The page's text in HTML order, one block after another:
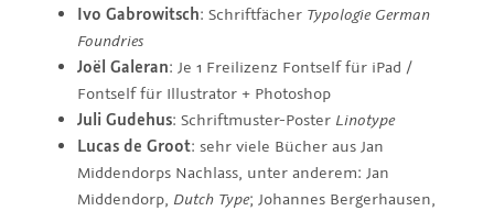
Ivo Gabrowitsch: Schriftfächer Typologie German
Foundries
Joël Galeran: Je 1 Freilizenz Fontself für iPad /
Fontself für Illustrator + Photoshop
Juli Gudehus: Schriftmuster-Poster Linotype
Lucas de Groot: sehr viele Bücher aus Jan
Middendorps Nachlass, unter anderem: Jan
Middendorp, Dutch Type; Johannes Bergerhausen,